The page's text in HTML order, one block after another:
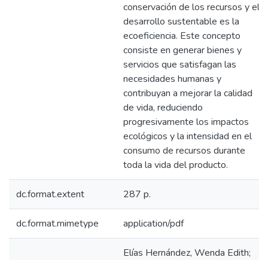
conservación de los recursos y el
desarrollo sustentable es la
ecoeficiencia. Este concepto
consiste en generar bienes y
servicios que satisfagan las
necesidades humanas y
contribuyan a mejorar la calidad
de vida, reduciendo
progresivamente los impactos
ecológicos y la intensidad en el
consumo de recursos durante
toda la vida del producto.
dc.format.extent 287 p.
dc.format.mimetype application/pdf
Elías Hernández, Wenda Edith;